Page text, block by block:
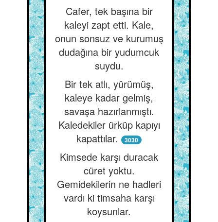
Cafer, tek başına bir
kaleyi zapt etti. Kale,
onun sonsuz ve kurumuş
dudağına bir yudumcuk
suydu.
Bir tek atlı, yürümüş,
kaleye kadar gelmiş,
savaşa hazırlanmıştı.
Kaledekiler ürküp kapıyı
kapattılar.
3030
Kimsede karşı duracak
cüret yoktu.
Gemidekilerin ne hadleri
vardı ki timsaha karşı
koysunlar.